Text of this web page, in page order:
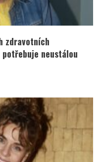
zdravotních
neustálou